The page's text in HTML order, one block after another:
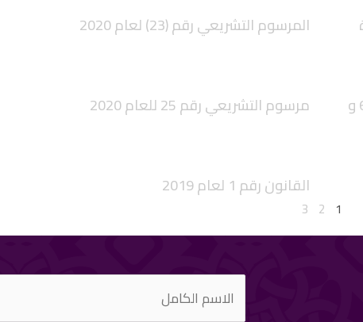
المرسوم التشريعي رقم (23) لعام 2020
مرسوم التشريعي رقم 24 للعام 2020 القاضي بتعديل المادتين 68 و
مرسوم التشريعي رقم 25 للعام 2020
القانون رقم 1 لعام 2019
1
2
3